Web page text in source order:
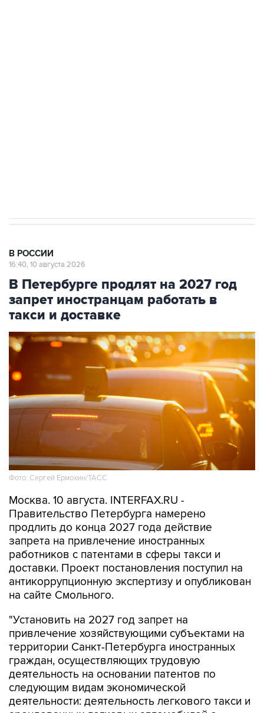
В РОССИИ
16:40, 10 августа 2026
В Петербурге продлят на 2027 год
запрет иностранцам работать в
такси и доставке
Фото: Сергей Ермохин/ТАСС
Москва. 10 августа. INTERFAX.RU -
Правительство Петербурга намерено
продлить до конца 2027 года действие
запрета на привлечение иностранных
работников с патентами в сферы такси и
доставки. Проект постановления поступил на
антикоррупционную экспертизу и опубликован
на сайте Смольного.
"Установить на 2027 год запрет на
привлечение хозяйствующими субъектами на
территории Санкт-Петербурга иностранных
граждан, осуществляющих трудовую
деятельность на основании патентов по
следующим видам экономической
деятельности: деятельность легкового такси и